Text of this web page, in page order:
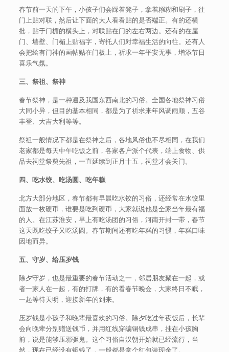
春节前一天的下午，小孩子们会踩着凳子，拿着糨糊和刷子，往
门上贴对联，然后让下面的大人看看贴的是否端正。有的还横
批，贴于门楣的横头上，对联贴在门的左右两边。还有的在屋
门、墙壁、门楣上贴福字，寄托人们对幸福生活的向往。还有人
会把绘有门神的画帖贴在门板上，祈求一年平安无事，增添节日
喜乐气氛。
三、祭祖、祭神
春节祭神，是一种遍及我国东西南北的习俗。全国各地祭神习俗
大同小异，但目的基本相同，都是为了祈求来年风调雨顺，五谷
丰登、大吉大利等等。
祭祖一般情况下都是在祭神之后，各地风俗也不尽相同，在我们
老家都是每天中午吃饭之前，各家各户派个代表，端上食物、供
品去祠堂祭奠先祖，一直延续到正月十五，祠堂才会关门。
四、吃水饺、吃汤圆、吃年糕
北方大部分地区，春节都有早晨吃水饺的习俗，还经常在水饺里
面放一枚硬币，谁要是吃到硬币，大家就说他是全家当年最有福
的人。在江苏淮安，早上有吃汤团的习俗，河南开封一带，春节
这天既吃饺子又吃汤圆。春节期间还有吃年糕的习惯，年糕口味
因地而异。
五、守岁、给压岁钱
除夕守岁，也是最重要的春节活动之一，邻居朋友聚在一起，或
者一家人在一起，有的打牌，有的看春节晚会，大家终日不眠，
一起等待天明，迎接新年的到来。
压岁钱是小孩子和晚辈最喜欢的习俗。除夕吃过年夜饭后，长辈
会向晚辈分别赠送钱币，并用红线穿编铜钱成串，挂在小孩胸
前，说是能够压邪驱鬼。这个习俗自汉朝开始就已经流行，当
然，现在已经没有铜钱了，一般都是拿个红包装现金了。